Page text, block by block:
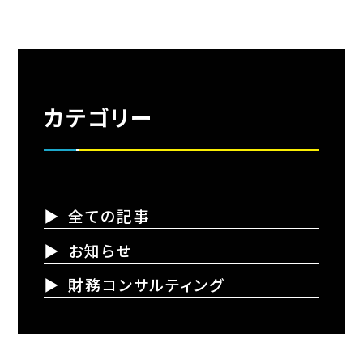
カテゴリー
全ての記事
お知らせ
財務コンサルティング